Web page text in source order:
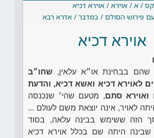
/ א / אוירא / אוירא דכיא
עם פירוש הסולם / במדבר / אדרא רבא
אוירא דכיא
שהם בבחינת או״א עלאין, שחו״ב
לאוירא דכיא ואשא דכיא, והדעת
סתם, מטעם שהי׳ שנכנסה
לאויר, אינה יוצאת משם לעולם ...
הזה ששימש בבינה עלאה, בסוד
שבינה היתה שם בכלל אוירא דכיא